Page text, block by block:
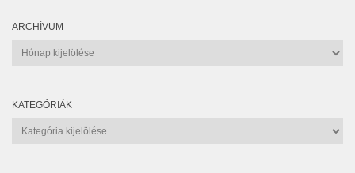
ARCHÍVUM
Archívum
KATEGÓRIÁK
Kategóriák